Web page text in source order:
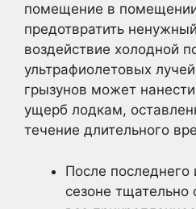
помещение в
предотвратить
воздействие холодной
ультрафиолетовых
грызунов может
ущерб лодкам,
течение длительного
После последнего
сезоне тщательно